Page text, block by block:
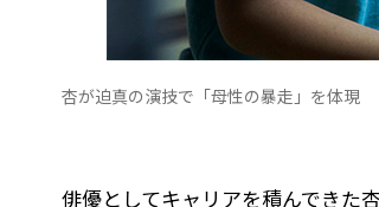
杏が迫真の演技で「母性の暴走」を体現
俳優としてキャリアを積んできた